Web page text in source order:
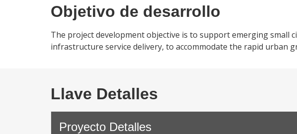
Objetivo de desarrollo
The project development objective is to support emerging small
infrastructure service delivery, to accommodate the rapid urban
Llave Detalles
Proyecto Detalles